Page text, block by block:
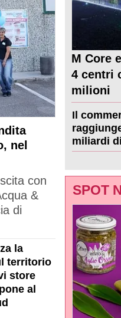
nel
con
&
di
la
territorio
store
al
M Core
4 centri
milioni
Il
miliardi
SPOT